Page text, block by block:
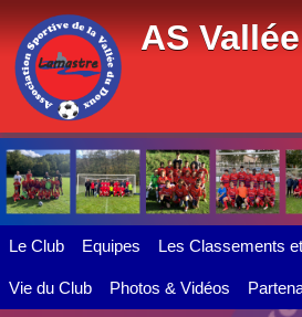
AS
Le Club Equipes Les Classements
Vie du Club Photos & Vidéos
Panneau de gestion des cookies